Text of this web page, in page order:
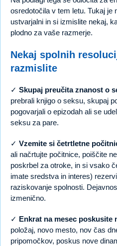
osredotočila v tem letu. Tukaj je
ustvarjalni in si izmislite nekaj,
plodno za vaše razmerje.
Nekaj spolnih
razmislite
✓ Skupaj preučita znanost o
prebrali knjigo o seksu, skupaj
pogovarjali o epizodah ali se
seksu za pare.
✓ Vzemite si četrtletne
ali načrtujte počitnice, poiščite
poskrbel za otroke, in si vsako
imate sredstva in interes)
raziskovanje spolnosti.
izmenično.
✓ Enkrat na mesec poskusite
položaj, novo mesto, nov čas
pripomočkov, poskus nove